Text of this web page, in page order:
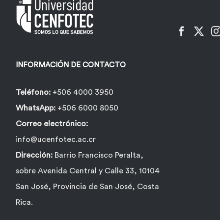
pueden
elegir
de
producto
INFORMACIÓN DE CONTACTO
Teléfono: +506 4000 3950
WhatsApp: +506 6000 8050
Correo electrónico:
info@ucenfotec.ac.cr
Dirección: Barrio Francisco Peralta,
sobre Avenida Central y Calle 33, 10104
San José, Provincia de San José, Costa
Rica.